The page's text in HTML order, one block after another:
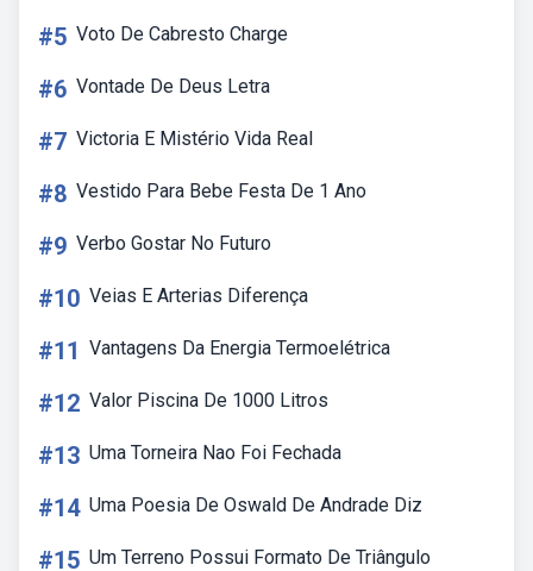
#5 Voto De Cabresto Charge
#6 Vontade De Deus Letra
#7 Victoria E Mistério Vida Real
#8 Vestido Para Bebe Festa De 1 Ano
#9 Verbo Gostar No Futuro
#10 Veias E Arterias Diferença
#11 Vantagens Da Energia Termoelétrica
#12 Valor Piscina De 1000 Litros
#13 Uma Torneira Nao Foi Fechada
#14 Uma Poesia De Oswald De Andrade Diz
#15 Um Terreno Possui Formato De Triângulo